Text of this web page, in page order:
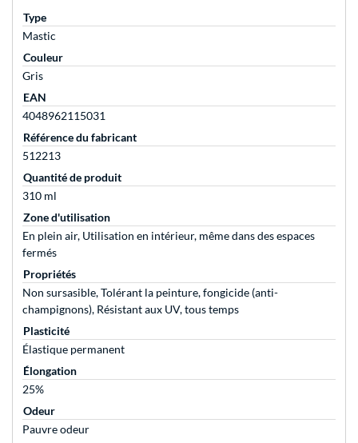
Type
Mastic
Couleur
Gris
EAN
4048962115031
Référence du fabricant
512213
Quantité de produit
310 ml
Zone d'utilisation
En plein air, Utilisation en intérieur, même dans des espaces
fermés
Propriétés
Non sursasible, Tolérant la peinture, fongicide (anti-
champignons), Résistant aux UV, tous temps
Plasticité
Élastique permanent
Élongation
25%
Odeur
Pauvre odeur